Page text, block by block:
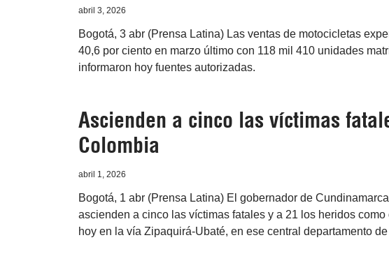
abril 3, 2026
Bogotá, 3 abr (Prensa Latina) Las ventas de motocicletas
40,6 por ciento en marzo último con 118 mil 410 unidades
informaron hoy fuentes autorizadas.
Ascienden a cinco las víctimas
Colombia
abril 1, 2026
Bogotá, 1 abr (Prensa Latina) El gobernador de
ascienden a cinco las víctimas fatales y a 21 los heridos
hoy en la vía Zipaquirá-Ubaté, en ese central departamento